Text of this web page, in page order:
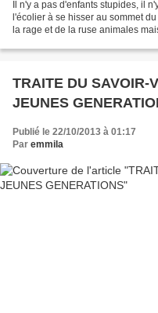
Il n'y a pas d'enfants stupides, il
l'écolier à se hisser au sommet
la rage et de la ruse animales
TRAITE DU SAVOIR-
JEUNES
Publié le 22/10/2013 à 01:17
Par emmila